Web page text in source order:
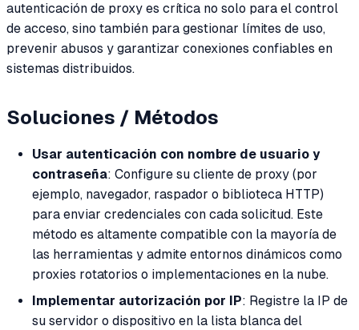
autenticación de proxy es crítica no solo para el control
de acceso, sino también para gestionar límites de uso,
prevenir abusos y garantizar conexiones confiables en
sistemas distribuidos.
Soluciones / Métodos
Usar autenticación con nombre de usuario y
contraseña: Configure su cliente de proxy (por
ejemplo, navegador, raspador o biblioteca HTTP)
para enviar credenciales con cada solicitud. Este
método es altamente compatible con la mayoría de
las herramientas y admite entornos dinámicos como
proxies rotatorios o implementaciones en la nube.
Implementar autorización por IP: Registre la IP de
su servidor o dispositivo en la lista blanca del